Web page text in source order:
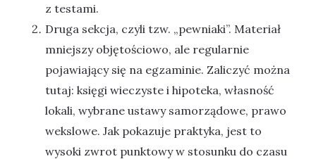
z testami.
Druga sekcja, czyli tzw. „pewniaki”. Materiał
mniejszy objętościowo, ale regularnie
pojawiający się na egzaminie. Zaliczyć można
tutaj: księgi wieczyste i hipoteka, własność
lokali, wybrane ustawy samorządowe, prawo
wekslowe. Jak pokazuje praktyka, jest to
wysoki zwrot punktowy w stosunku do czasu